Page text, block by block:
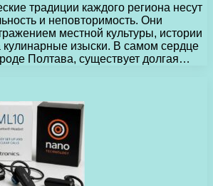
традиции каждого региона несут
и неповторимость. Они
местной культуры, истории
кулинарные изыски. В самом сердце
Полтава, существует долгая…